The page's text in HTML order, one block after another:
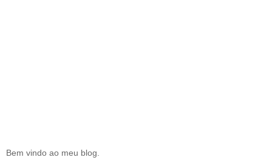
Bem vindo ao meu blog.